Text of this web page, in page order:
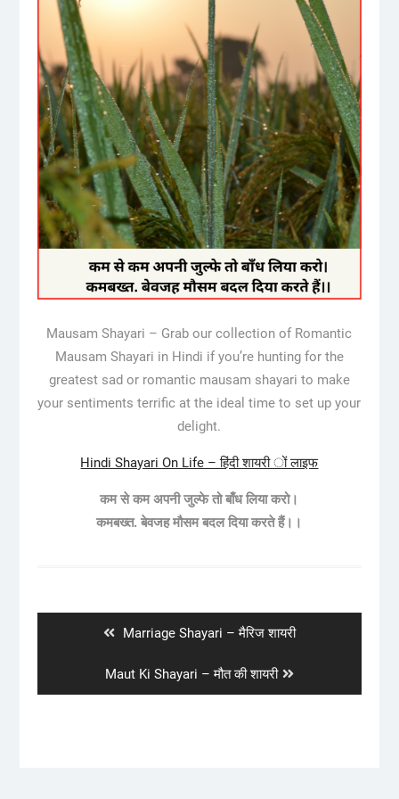
Mausam Shayari – Grab our collection of Romantic
Mausam Shayari in Hindi if you’re hunting for the
greatest sad or romantic mausam shayari to make
your sentiments terrific at the ideal time to set up your
delight.
Hindi Shayari On Life – हिंदी शायरी ों लाइफ
कम से कम अपनी जुल्फे तो बाँध लिया करो।
कमबख्त. बेवजह मौसम बदल दिया करते हैं।।
Previous
Marriage Shayari – मैरिज शायरी
Next
post:
Maut Ki Shayari – मौत की शायरी